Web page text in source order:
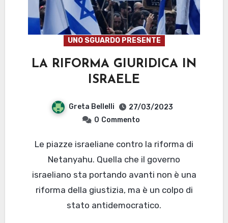
UNO SGUARDO PRESENTE
LA RIFORMA GIURIDICA IN
ISRAELE
Greta Bellelli
27/03/2023
0 Commento
Le piazze israeliane contro la riforma di
Netanyahu. Quella che il governo
israeliano sta portando avanti non è una
riforma della giustizia, ma è un colpo di
stato antidemocratico.